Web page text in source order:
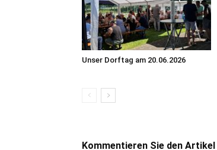
Unser Dorftag am 20.06.2026
Kommentieren Sie den Artikel